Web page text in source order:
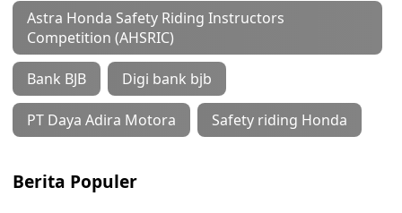
Astra Honda Safety Riding Instructors
Competition (AHSRIC)
Bank BJB Digi bank bjb
PT Daya Adira Motora Safety riding Honda
Berita Populer